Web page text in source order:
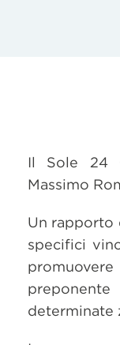
Il Sole 24
Massimo
Un rapporto
specifici
determinate